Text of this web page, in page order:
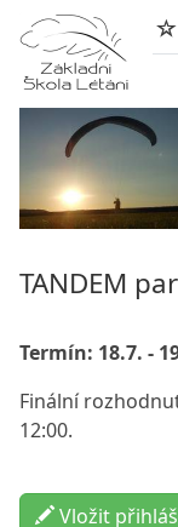
TANDEM
Termín: 18.7. -
Finální
12:00.
Vložit